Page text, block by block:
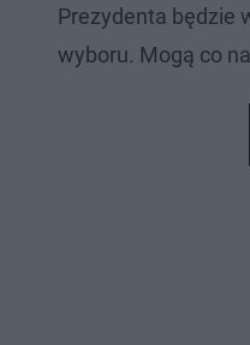
Prezydenta będzie
wyboru. Mogą co